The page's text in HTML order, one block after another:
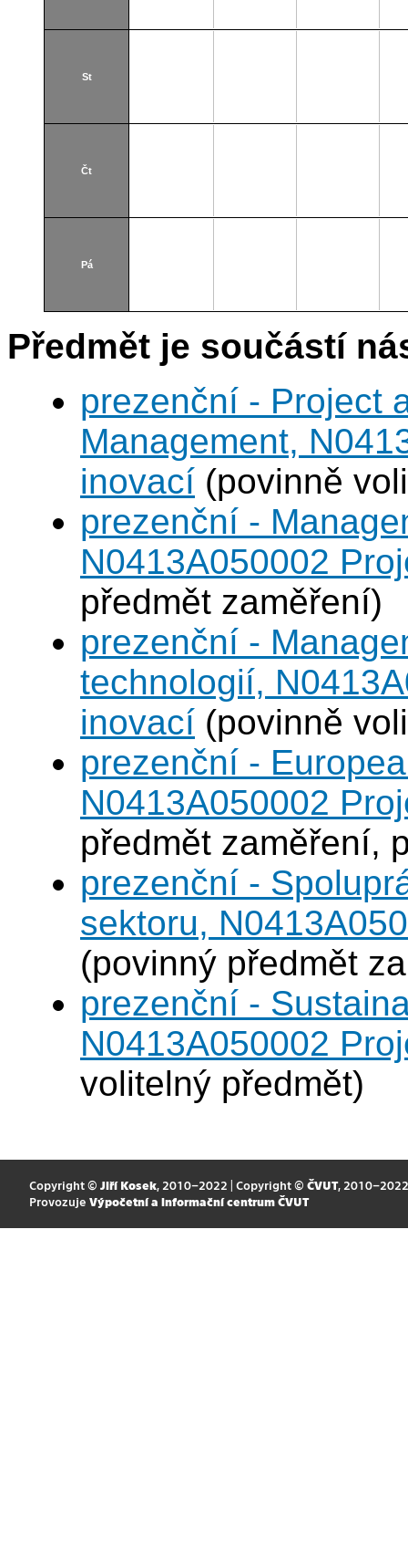
St
Čt
Pá
Předmět je součástí
prezenční - Project
Management,
inovací (povinně
prezenční -
N0413A050002
předmět zaměření)
prezenční -
technologií,
inovací (povinně
prezenční -
N0413A050002
předmět zaměření,
prezenční -
sektoru,
(povinný předmět
prezenční -
N0413A050002
volitelný předmět)
Copyright © Jiří Kosek, 2010–2022 | Copyright © ČVUT, 2010–2022
Provozuje Výpočetní a informační centrum ČVUT